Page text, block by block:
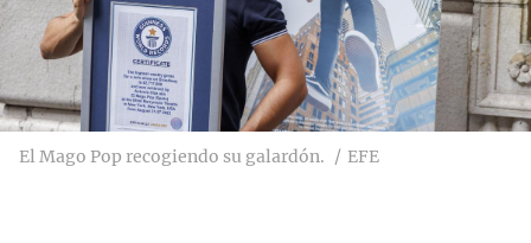
El Mago Pop recogiendo su galardón. EFE